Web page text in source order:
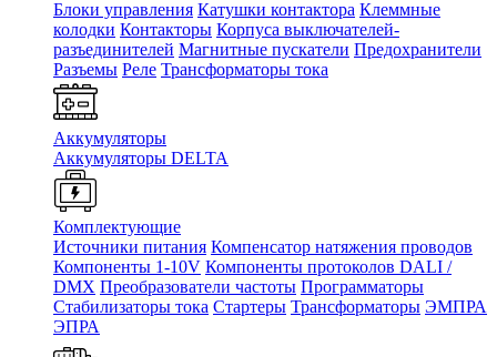
Блоки управления Катушки контактора Клеммные
колодки Контакторы Корпуса выключателей-
разъединителей Магнитные пускатели Предохранители
Разъемы Реле Трансформаторы тока
Аккумуляторы
Аккумуляторы DELTA
Комплектующие
Источники питания Компенсатор натяжения проводов
Компоненты 1-10V Компоненты протоколов DALI /
DMX Преобразователи частоты Программаторы
Стабилизаторы тока Стартеры Трансформаторы ЭМПРА
ЭПРА